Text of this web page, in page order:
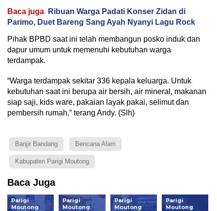
Baca juga
Ribuan Warga Padati Konser Zidan di
Parimo, Duet Bareng Sang Ayah Nyanyi Lagu Rock
Pihak BPBD saat ini telah membangun posko induk dan
dapur umum untuk memenuhi kebutuhan warga
terdampak.
“Warga terdampak sekitar 336 kepala keluarga. Untuk
kebutuhan saat ini berupa air bersih, air mineral, makanan
siap saji, kids ware, pakaian layak pakai, selimut dan
pembersih rumah,” terang Andy. (Slh)
Banjir Bandang Bencana Alam
Kabupaten Parigi Moutong
Baca Juga
Parigi
Moutong
Parigi
Moutong
Parigi
Moutong
Parigi
Moutong